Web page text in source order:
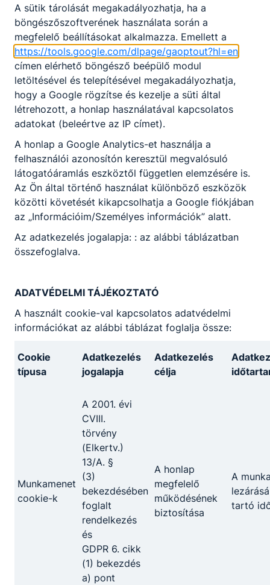
specializáló szakmai képzéseknek
köszönhetően számos lehetősége van a
továbblépésre, szakmai ismereteinek
magasabb szintre emelésére. Vagyis egy jó
szakma ugyanúgy lehetséges karrierutat
jelent, mint egy diploma. A jó szakembereket
megbecsüli a társadalom. A szakirányú
oktatás mind a szakképző iskolában, mind a
technikumban elsődlegesen vállalati
helyszínen, duális partnereknél valósul meg.
Mivel a duális képzőhellyel kötött
szakképzési munkaszerződés alapján a
tanulókat munkabér illeti meg, már
tanulmányaik során rendszeres jövedelemhez
juthatnak. A szakképző intézmények első
szakmájukat tanuló diákjainak ösztöndíj jár,
amelynek egy része egyösszegű pályakezdési
juttatásként kerül kifizetésre a szakmai vizsga
Minden iskolában más a képzés?
Az egyes iskolai, helyi szakmai programok az
óraszámok és a struktúra tekintetében
oktatásnak minden esetben meg kell felelnie a
Képzési és Kimeneteli Követelményekben
meghatározott tartalmaknak. Az új
szakképzési rendszerben a duális képzőhely a
szakképző intézménnyel közösen felel a
szakmai vizsgára való felkészítésért. Az
iskolák más és más duális partnerrel állnak
kapcsolatban. Az iskola és a partner közötti
megállapodás tartalmazza, hogy hány napot
van a tanuló az iskolában és hány napot a
duális partnernél. Az ágazati alapvizsgát
követően a tanulók akár több időt tölthetnek
a duális képzőhelyen, mint az iskolában.
A sütik tárolását megakadályozhatja, ha a
böngészőszoftverének használata során a
megfelelő beállításokat alkalmazza. Emellett a
https://tools.google.com/dlpage/gaoptout?hl=en
címen elérhető böngésző beépülő modul
letöltésével és telepítésével megakadályozhatja,
hogy a Google rögzítse és kezelje a süti által
létrehozott, a honlap használatával kapcsolatos
adatokat (beleértve az IP címet).
A honlap a Google Analytics-et használja a
felhasználói azonosítón keresztül megvalósuló
látogatóáramlás eszköztől független elemzésére is.
Az Ön által történő használat különböző eszközök
közötti követését kikapcsolhatja a Google fiókjában
az „Információim/Személyes információk” alatt.
Az adatkezelés jogalapja: : az alábbi táblázatban
összefoglalva.
ADATVÉDELMI TÁJÉKOZTATÓ
A használt cookie-val kapcsolatos adatvédelmi
információkat az alábbi táblázat foglalja össze:
Cookie
típusa
Adatkezelés
jogalapja
Adatkezelés
célja
Munkamenet
cookie-k
A 2001. évi
CVIII.
törvény
(Elkertv.)
13/A. §
(3)
bekezdésében
foglalt
rendelkezés
és
GDPR 6. cikk
(1) bekezdés
a) pont
A honlap
megfelelő
működésének
biztosítása
A
tartó